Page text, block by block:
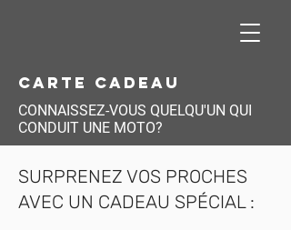
carte cadeau
CONNAISSEZ-VOUS QUELQU'UN QUI
CONDUIT UNE MOTO?
SURPRENEZ VOS PROCHES
AVEC UN CADEAU SPÉCIAL :